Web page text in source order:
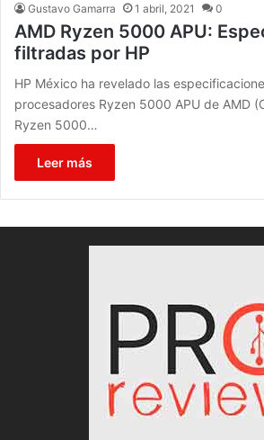
Gustavo Gamarra 1 abril, 2021 0
AMD Ryzen 5000 APU:
filtradas por HP
HP México ha revelado las
procesadores Ryzen 5000 APU de AMD
Ryzen 5000…
Leer más